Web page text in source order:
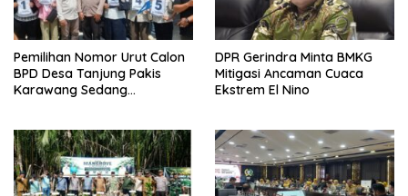
Pemilihan Nomor Urut Calon
BPD Desa Tanjung Pakis
Karawang Sedang
DPR Gerindra Minta BMKG
Mitigasi Ancaman Cuaca
Ekstrem El Nino